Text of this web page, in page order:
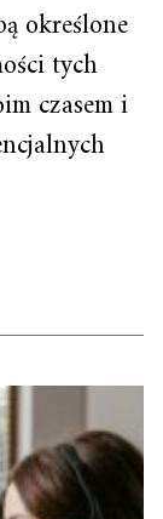
określone
tych
czasem i